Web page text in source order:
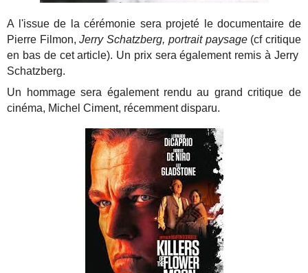
A l'issue de la cérémonie sera projeté le documentaire de
Pierre Filmon,Jerry Schatzberg, portrait paysage(cf critique
en bas de cet article). Un prix sera également remis à Jerry
Schatzberg.
Un hommage sera également rendu au grand critique de
cinéma, Michel Ciment, récemment disparu.